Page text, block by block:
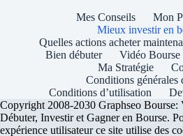
Mes Conseils
Mon
Mieux investir en
Quelles actions acheter
Bien débuter
Vidéo Bourse
Ma Stratégie
Conditions générales
Conditions d’utilisation
Copyright 2008-2030 Graphseo
Débuter, Investir et Gagner en Bourse.
expérience utilisateur ce site utilise des